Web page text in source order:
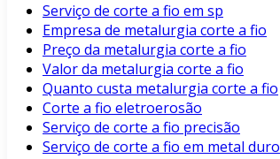
Serviço de corte a fio em sp
Empresa de metalurgia corte a fio
Preço da metalurgia corte a fio
Valor da metalurgia corte a fio
Quanto custa metalurgia corte a fio
Corte a fio eletroerosão
Serviço de corte a fio precisão
Serviço de corte a fio em metal duro